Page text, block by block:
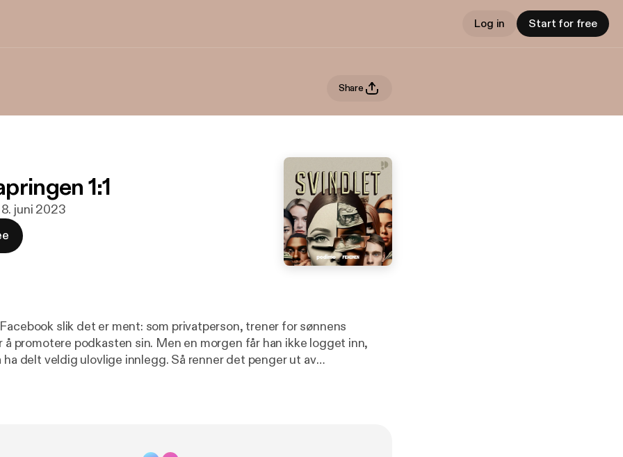
Log in Start for free
Share
1:1
8. juni 2023
slik det er ment: som privatperson, trener for sønnens
promotere podkasten sin. Men en morgen får han ikke logget inn,
delt veldig ulovlige innlegg. Så renner det penger ut av